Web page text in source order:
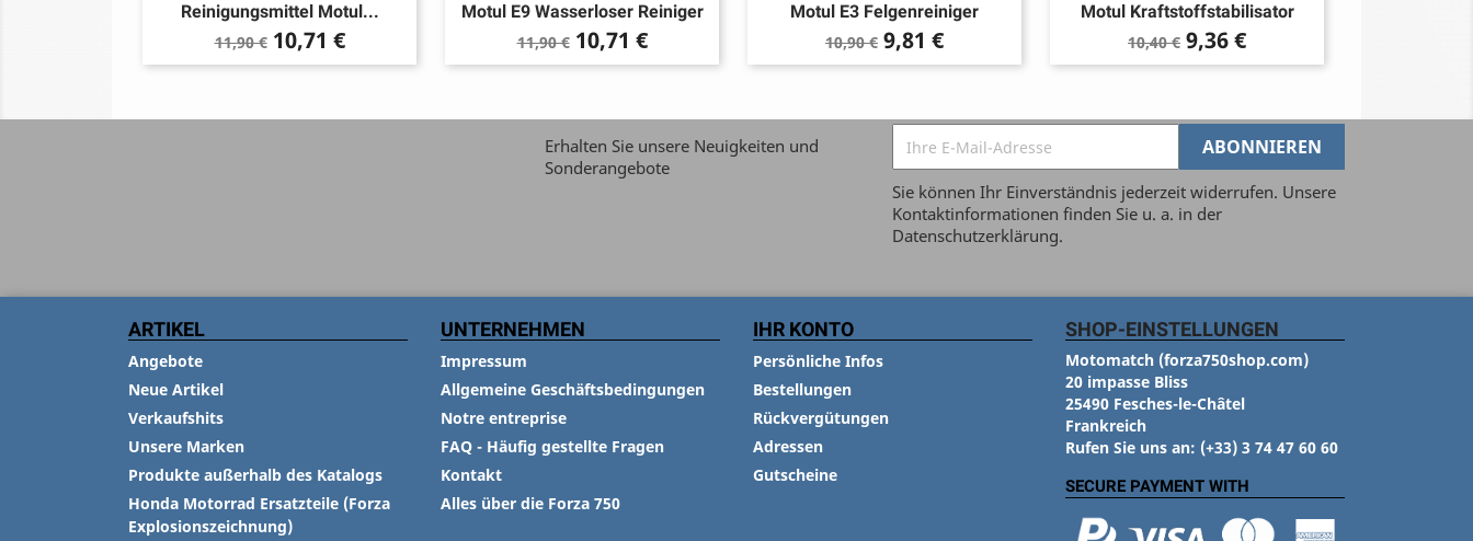
Reinigungsmittel Motul...
Verkaufspreis
11,90 € Preis
10,71 €
Motul E9 Wasserloser Reiniger
Verkaufspreis
11,90 € Preis
10,71 €
Motul E3 Felgenreiniger
Verkaufspreis
10,90 € Preis
9,81 €
Motul Kraftstoffstabilisator
Verkaufspreis
10,40 € Preis
9,36 €
Erhalten Sie unsere Neuigkeiten und
Sonderangebote
Sie können Ihr Einverständnis jederzeit widerrufen. Unsere
Kontaktinformationen finden Sie u. a. in der
Datenschutzerklärung.
ARTIKEL
Angebote
Neue Artikel
Verkaufshits
Unsere Marken
Produkte außerhalb des Katalogs
Honda Motorrad Ersatzteile (Forza
Explosionszeichnung)
UNTERNEHMEN
Impressum
Allgemeine Geschäftsbedingungen
Notre entreprise
FAQ - Häufig gestellte Fragen
Kontakt
Alles über die Forza 750
IHR KONTO
Persönliche Infos
Bestellungen
Rückvergütungen
Adressen
Gutscheine
SHOP-EINSTELLUNGEN
Motomatch (forza750shop.com)
20 impasse Bliss
25490 Fesches-le-Châtel
Frankreich
Rufen Sie uns an: (+33) 3 74 47 60 60
SECURE PAYMENT WITH